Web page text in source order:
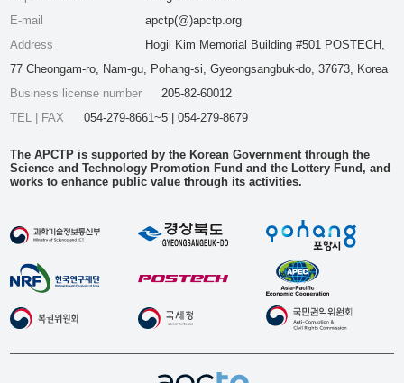
E-mail
apctp(@)apctp.org
Address
Hogil Kim Memorial Building #501 POSTECH,
77 Cheongam-ro, Nam-gu, Pohang-si, Gyeongsangbuk-do, 37673, Korea
Business license number
205-82-60012
TEL | FAX
054-279-8661~5 | 054-279-8679
The APCTP is supported by the Korean Government through the
Science and Technology Promotion Fund and the Lottery Fund, and
works to enhance public value through its activities.